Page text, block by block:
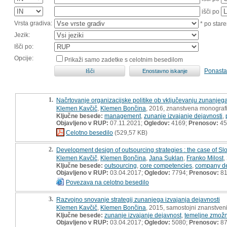
išči po
Vrsta gradiva:
* po
Jezik:
Išči po:
Opcije:
Prikaži samo zadetke s celotnim besedilom
1. Načrtovanje organizacijske politike ob vključevanju
Klemen Kavčič Klemen Bončina , 2016, znanstvena
Ključne besede: management, zunanje izvajanje dejavnosti
Objavljeno v RUP: 07.11.2021; Ogledov: 4169; Prenosov: 45
Celotno besedilo (529,57 KB)
2. Development design of outsourcing strategies : the case of
Klemen Kavčič Klemen Bončina Jana Suklan Franko Milost,
Ključne besede: outsourcing core competencies company
Objavljeno v RUP: 03.04.2017; Ogledov: 7794; Prenosov: 81
Povezava na celotno besedilo
3. Razvojno snovanje strategij zunanjega izvajanja dejavnosti
Klemen Kavčič Klemen Bončina , 2015, samostojni
Ključne besede: zunanje izvajanje dejavnost, temeljne
Objavljeno v RUP: 03.04.2017; Ogledov: 5080; Prenosov: 87